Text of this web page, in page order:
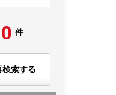
0 件
検索する